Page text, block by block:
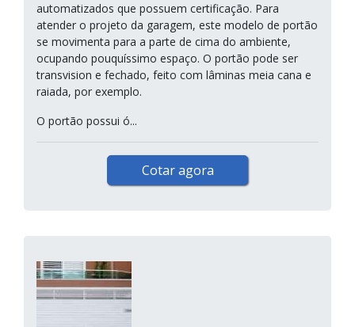
automatizados que possuem certificação. Para
atender o projeto da garagem, este modelo de portão
se movimenta para a parte de cima do ambiente,
ocupando pouquíssimo espaço. O portão pode ser
transvision e fechado, feito com lâminas meia cana e
raiada, por exemplo.
O portão possui ó...
Cotar agora